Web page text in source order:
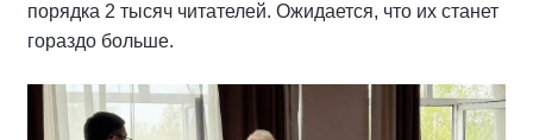
порядка 2 тысяч читателей. Ожидается, что их станет
гораздо больше.